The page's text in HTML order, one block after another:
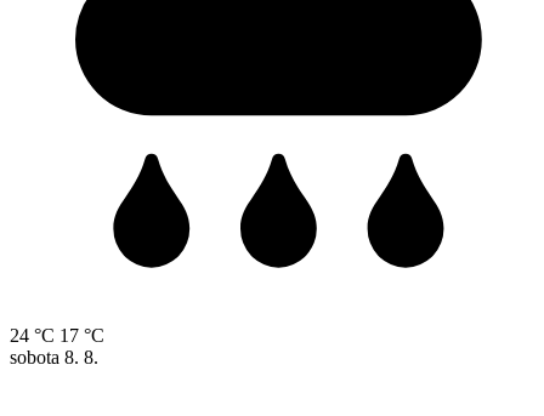
24 °C 17 °C
sobota 8. 8.